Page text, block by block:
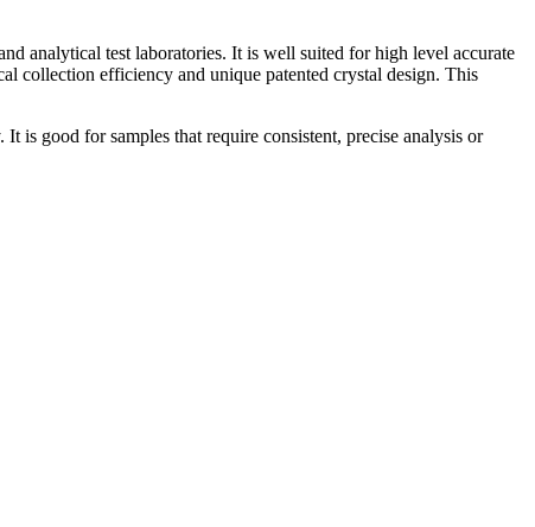
analytical test laboratories. It is well suited for high level accurate
collection efficiency and unique patented crystal design. This
is good for samples that require consistent, precise analysis or